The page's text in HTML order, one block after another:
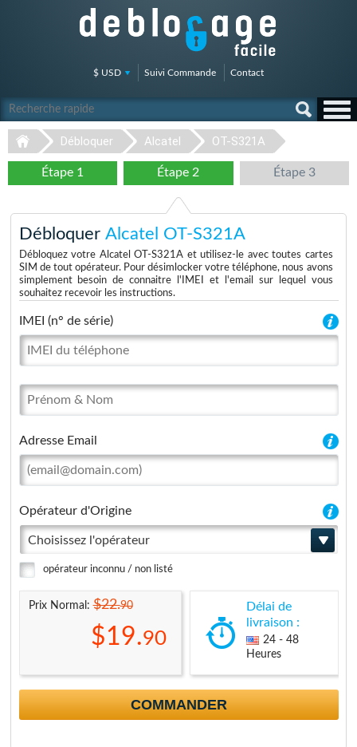
$ USD Suivi Commande Contact
Débloquer Alcatel OT-S321A
Étape 1 Étape 2 Étape 3
Débloquer Alcatel OT-S321A
Débloquez votre Alcatel OT-S321A et utilisez-le avec toutes cartes
SIM de tout opérateur. Pour désimlocker votre téléphone, nous avons
simplement besoin de connaitre l'IMEI et l'email sur lequel vous
souhaitez recevoir les instructions.
IMEI (n° de série)
Adresse Email
Opérateur d'Origine
Choisissez l'opérateur
opérateur inconnu / non listé
Prix Normal:$22.90
$19.90
Délai de
livraison :
24 - 48
Heures
COMMANDER